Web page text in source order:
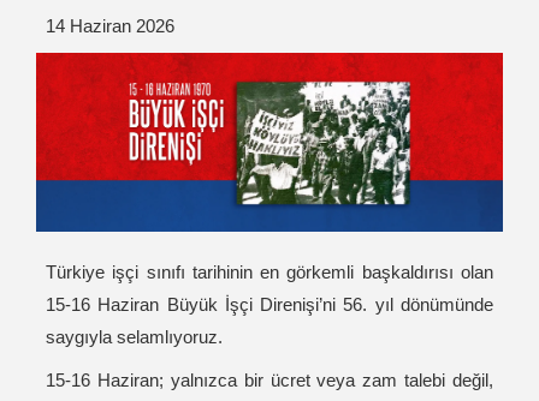
14 Haziran 2026
Türkiye işçi sınıfı tarihinin en görkemli başkaldırısı olan
15-16 Haziran Büyük İşçi Direnişi’ni 56. yıl dönümünde
saygıyla selamlıyoruz.
15-16 Haziran; yalnızca bir ücret veya zam talebi değil,